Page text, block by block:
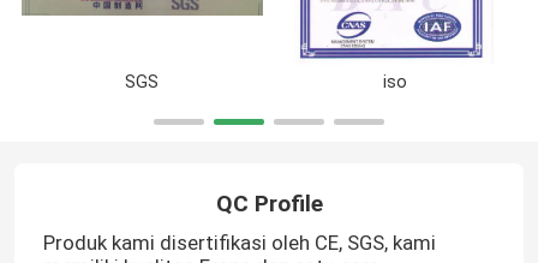
SGS iso
QC Profile
Produk kami disertifikasi oleh CE, SGS, kami